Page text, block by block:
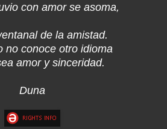
con amor se asoma,
de la amistad.
no conoce otro idioma
amor y sinceridad.
Duna